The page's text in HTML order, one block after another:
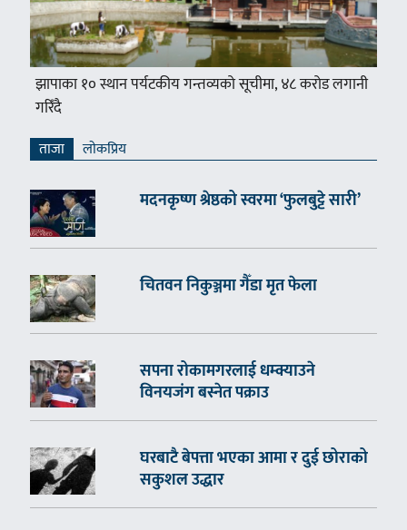
झापाका १० स्थान पर्यटकीय गन्तव्यको सूचीमा, ४८ करोड लगानी
गरिँदै
ताजा लाेकप्रिय
मदनकृष्ण श्रेष्ठको स्वरमा ‘फुलबुट्टे सारी’
चितवन निकुञ्जमा गैँडा मृत फेला
सपना रोकामगरलाई धम्क्याउने
विनयजंग बस्नेत पक्राउ
घरबाटै बेपत्ता भएका आमा र दुई छोराको
सकुशल उद्धार